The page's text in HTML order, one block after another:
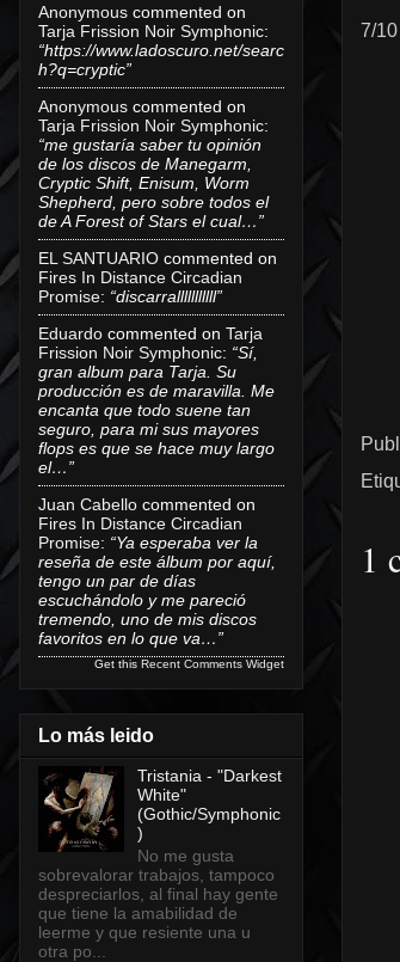
7/10
1
Anonymous commented on
Tarja Frission Noir Symphonic:
“https://www.ladoscuro.net/searc
h?q=cryptic”
Anonymous commented on
Tarja Frission Noir Symphonic:
“me gustaría saber tu opinión
de los discos de Manegarm,
Cryptic Shift, Enisum, Worm
Shepherd, pero sobre todos el
de A Forest of Stars el cual…”
EL SANTUARIO commented on
Fires In Distance Circadian
Promise: “discarralllllllllll”
Eduardo commented on Tarja
Frission Noir Symphonic: “Sí,
gran album para Tarja. Su
producción es de maravilla. Me
encanta que todo suene tan
seguro, para mi sus mayores
flops es que se hace muy largo
el…”
Juan Cabello commented on
Fires In Distance Circadian
Promise: “Ya esperaba ver la
reseña de este álbum por aquí,
tengo un par de días
escuchándolo y me pareció
tremendo, uno de mis discos
favoritos en lo que va…”
Get this Recent Comments Widget
Lo más leido
Tristania - "Darkest
White"
(Gothic/Symphonic
)
No me gusta
sobrevalorar trabajos, tampoco
despreciarlos, al final hay gente
que tiene la amabilidad de
leerme y que resiente una u
otra po...